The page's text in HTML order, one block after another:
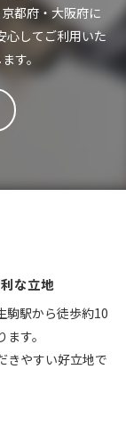
都府・大阪府に
心してご利用いた
す。
な立地
駒駅から徒歩約10
す。
きやすい好立地で